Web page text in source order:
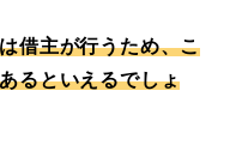
借主が行うため、こ
るといえるでしょ